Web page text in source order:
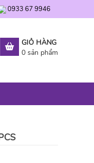
0933 67 9946
GIỎ HÀNG
0 sản phẩm